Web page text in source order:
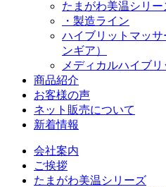
たまがわ美温シリー
・製造ライン
ハイブリットマッサ
ンギア）
メディカルハイブ
商品紹介
お客様の声
ネット販売について
新着情報
会社案内
ご挨拶
たまがわ美温シリーズ